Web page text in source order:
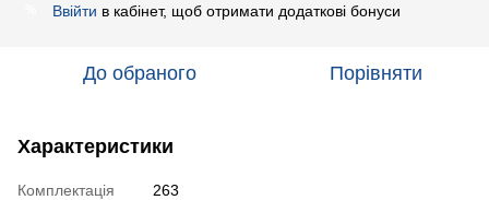
Ввійти в кабінет, щоб отримати додаткові бонуси
До обраного Порівняти
Характеристики
Комплектація
263